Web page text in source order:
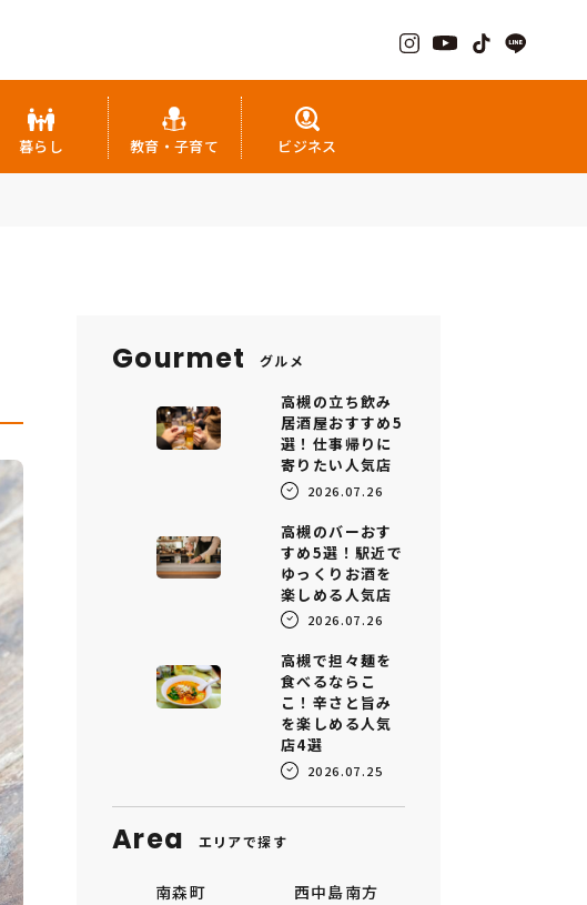
暮らし 教育・子育て ビジネス
Gourmet グルメ
高槻の立ち飲み
居酒屋おすすめ5
選！仕事帰りに
寄りたい人気店
2026.07.26
高槻のバーおす
すめ5選！駅近で
ゆっくりお酒を
楽しめる人気店
2026.07.26
高槻で担々麺を
食べるならこ
こ！辛さと旨み
を楽しめる人気
店4選
2026.07.25
Area エリアで探す
南森町 西中島南方